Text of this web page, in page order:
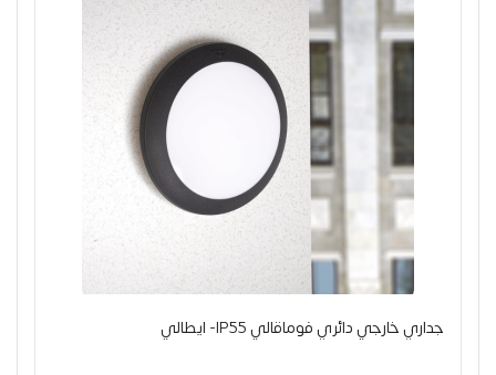
جداري خارجي دائري فوماقالي IP55- ايطالي